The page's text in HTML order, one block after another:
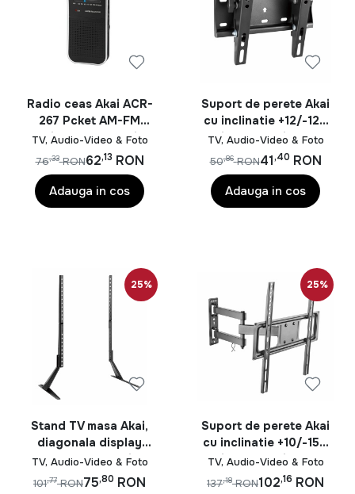
Radio ceas Akai ACR-
267 Pcket AM-FM
Radio -Analog tuning
with AM/FM Radio
TV, Audio-Video & Foto
62,13 RON
76,33 RON
Adauga in cos
Suport de perete Akai
cu inclinatie +12/-12°,
diagonala display
23"-42", VESA min.
200x200, suporta pana
la 30kg, distanta fata
TV, Audio-Video & Foto
41,40 RON
50,86 RON
Adauga in cos
25%
Stand TV masa Akai,
diagonala display
23"-75", VESA min.
200x200, VESA max.
TV, Audio-Video & Foto
75,80 RON
101,77 RON
25%
Suport de perete Akai
cu inclinatie +10/-15°,
diagonala display
32"-55", VESA min.
TV, Audio-Video & Foto
102,16 RON
137,18 RON